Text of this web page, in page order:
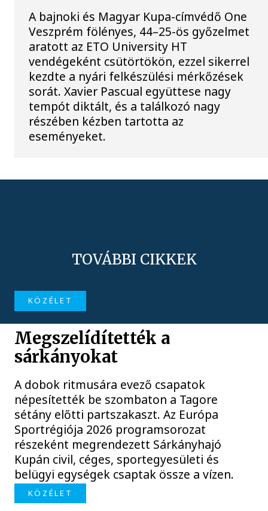
A bajnoki és Magyar Kupa-címvédő One
Veszprém fölényes, 44–25-ös győzelmet
aratott az ETO University HT
vendégeként csütörtökön, ezzel sikerrel
kezdte a nyári felkészülési mérkőzések
sorát. Xavier Pascual együttese nagy
tempót diktált, és a találkozó nagy
részében kézben tartotta az
eseményeket.
TOVÁBBI CIKKEK
KÖZÉLET
Megszelídítették a
sárkányokat
A dobok ritmusára evező csapatok
népesítették be szombaton a Tagore
sétány előtti partszakaszt. Az Európa
Sportrégiója 2026 programsorozat
részeként megrendezett Sárkányhajó
Kupán civil, céges, sportegyesületi és
belügyi egységek csaptak össze a vízen.
KÖZÉLET